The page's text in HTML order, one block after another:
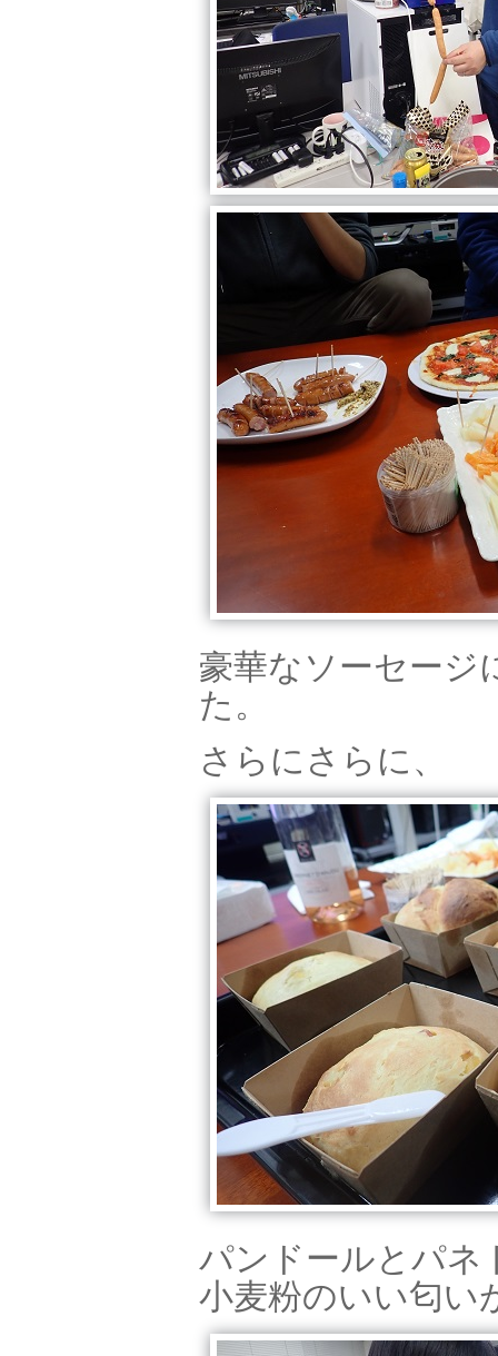
豪華なソーセージ
た。
さらにさらに、
パンドールとパネ
小麦粉のいい匂い